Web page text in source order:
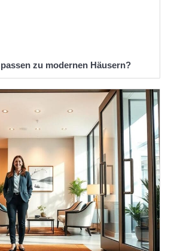
zu modernen Häusern?